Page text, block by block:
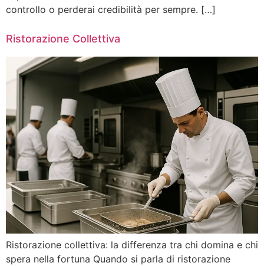
controllo o perderai credibilità per sempre. […]
Ristorazione Collettiva
Ristorazione collettiva: la differenza tra chi domina e chi
spera nella fortuna Quando si parla di ristorazione